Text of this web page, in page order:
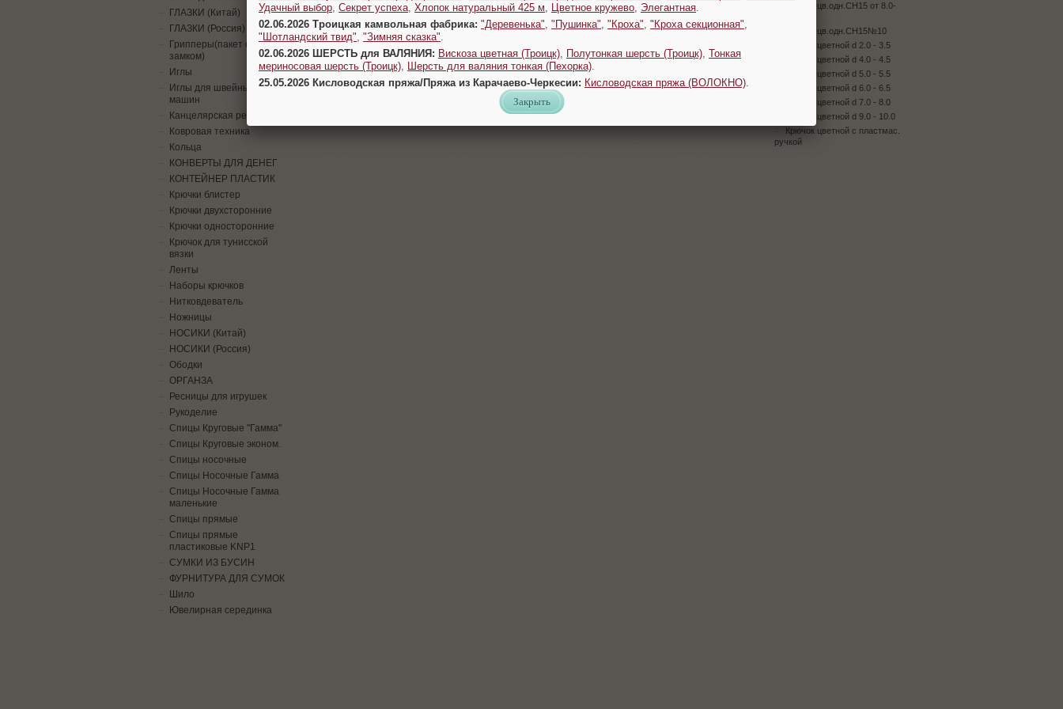
ГЛАЗКИ (Китай)
ГЛАЗКИ (Россия)
Грипперы(пакет с
замком)
Иглы
Иглы для швейных
машин
Канцелярская резинка
Ковровая техника
Кольца
КОНВЕРТЫ ДЛЯ ДЕНЕГ
КОНТЕЙНЕР ПЛАСТИК
Крючки блистер
Крючки двухсторонние
Крючки односторонние
Крючок для тунисской
вязки
Ленты
Наборы крючков
Нитковдеватель
Ножницы
НОСИКИ (Китай)
НОСИКИ (Россия)
Ободки
ОРГАНЗА
Ресницы для игрушек
Рукоделие
Спицы Круговые "Гамма"
Спицы Круговые эконом.
Спицы носочные
Спицы Носочные Гамма
Спицы Носочные Гамма
маленькие
Спицы прямые
Спицы прямые
пластиковые KNP1
СУМКИ ИЗ БУСИН
ФУРНИТУРА ДЛЯ СУМОК
Шило
Ювелирная серединка
Крючок цв.одн.CH15 от 8.0-
Крючок цв.одн.CH15№10
Крючок цветной d 2.0 - 3.5
Крючок цветной d 4.0 - 4.5
Крючок цветной d 5.0 - 5.5
Крючок цветной d 6.0 - 6.5
Крючок цветной d 7.0 - 8.0
Крючок цветной d 9.0 - 10.0
Крючок цветной с пластмас.
ручкой
Удачный выбор Секрет успеха Хлопок натуральный 425 м Цветное кружево Элегантная
02.06.2026 Троицкая камвольная фабрика: "Деревенька" "Пушинка" "Кроха" "Кроха секционная"
"Шотландский твид" "Зимняя сказка"
02.06.2026 ШЕРСТЬ для ВАЛЯНИЯ: Вискоза цветная (Троицк) Полутонкая шерсть (Троицк) Тонкая
мериносовая шерсть (Троицк)
Шерсть для валяния тонкая (Пехорка)
25.05.2026 Кисловодская пряжа/Пряжа из Карачаево-Черкесии: Кисловодская пряжа (ВОЛОКНО)
Закрыть